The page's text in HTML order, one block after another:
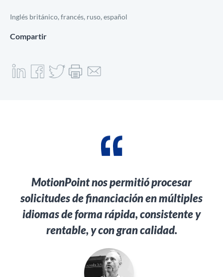
Inglés británico, francés, ruso, español
Compartir
MotionPoint nos permitió procesar
solicitudes de financiación en múltiples
idiomas de forma rápida, consistente y
rentable, y con gran calidad.